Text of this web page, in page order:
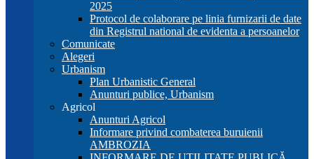
2025
Protocol de colaborare pe linia furnizarii de date
din Registrul national de evidenta a persoanelor
Comunicate
Alegeri
Urbanism
Plan Urbanistic General
Anunturi publice, Urbanism
Agricol
Anunturi Agricol
Informare privind combaterea buruienii
AMBROZIA